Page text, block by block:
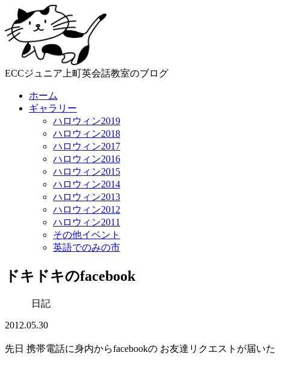
ECCジュニア上町英会話教室のブログ
ホーム
ギャラリー
ハロウィン2019
ハロウィン2018
ハロウィン2017
ハロウィン2016
ハロウィン2015
ハロウィン2014
ハロウィン2013
ハロウィン2012
ハロウィン2011
その他イベント
英語でのみの市
ドキドキのfacebook
日記
2012.05.30
先日 携帯電話に身内からfacebookの お友達リクエストが届いた